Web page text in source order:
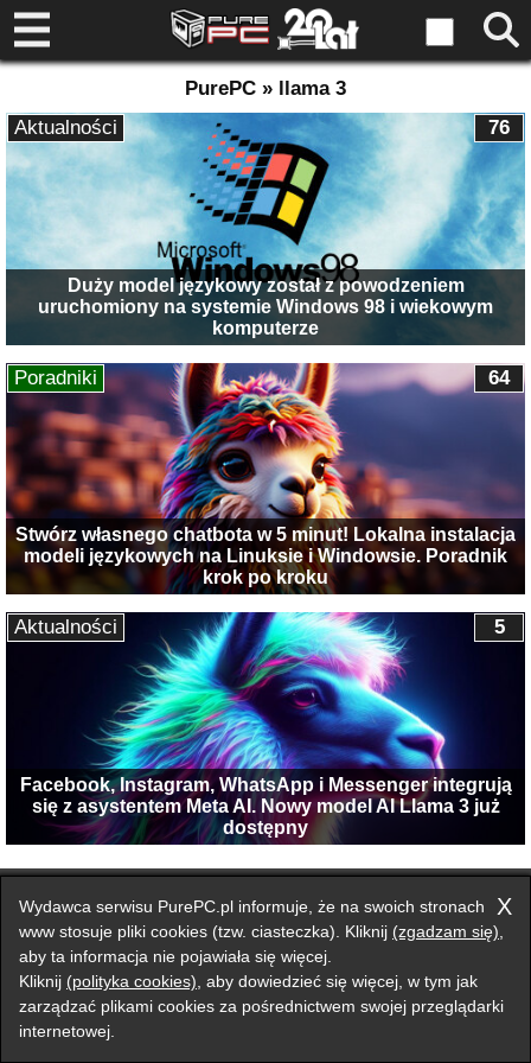
PurePC » llama 3
Duży model językowy został z powodzeniem
uruchomiony na systemie Windows 98 i wiekowym
komputerze
76
Aktualności
Stwórz własnego chatbota w 5 minut! Lokalna instalacja
modeli językowych na Linuksie i Windowsie. Poradnik
krok po kroku
64
Poradniki
Facebook, Instagram, WhatsApp i Messenger integrują
się z asystentem Meta AI. Nowy model AI Llama 3 już
dostępny
5
Aktualności
Przełącz na wersję klasyczną strony
Zgłoś błąd na stronie
Forum
Redakcja Reklama
X
Wydawca serwisu PurePC.pl informuje, że na swoich stronach
www stosuje pliki cookies (tzw. ciasteczka). Kliknij (zgadzam się)
aby ta informacja nie pojawiała się więcej.
Kliknij (polityka cookies) , aby dowiedzieć się więcej, w tym jak
zarządzać plikami cookies za pośrednictwem swojej przeglądarki
internetowej.